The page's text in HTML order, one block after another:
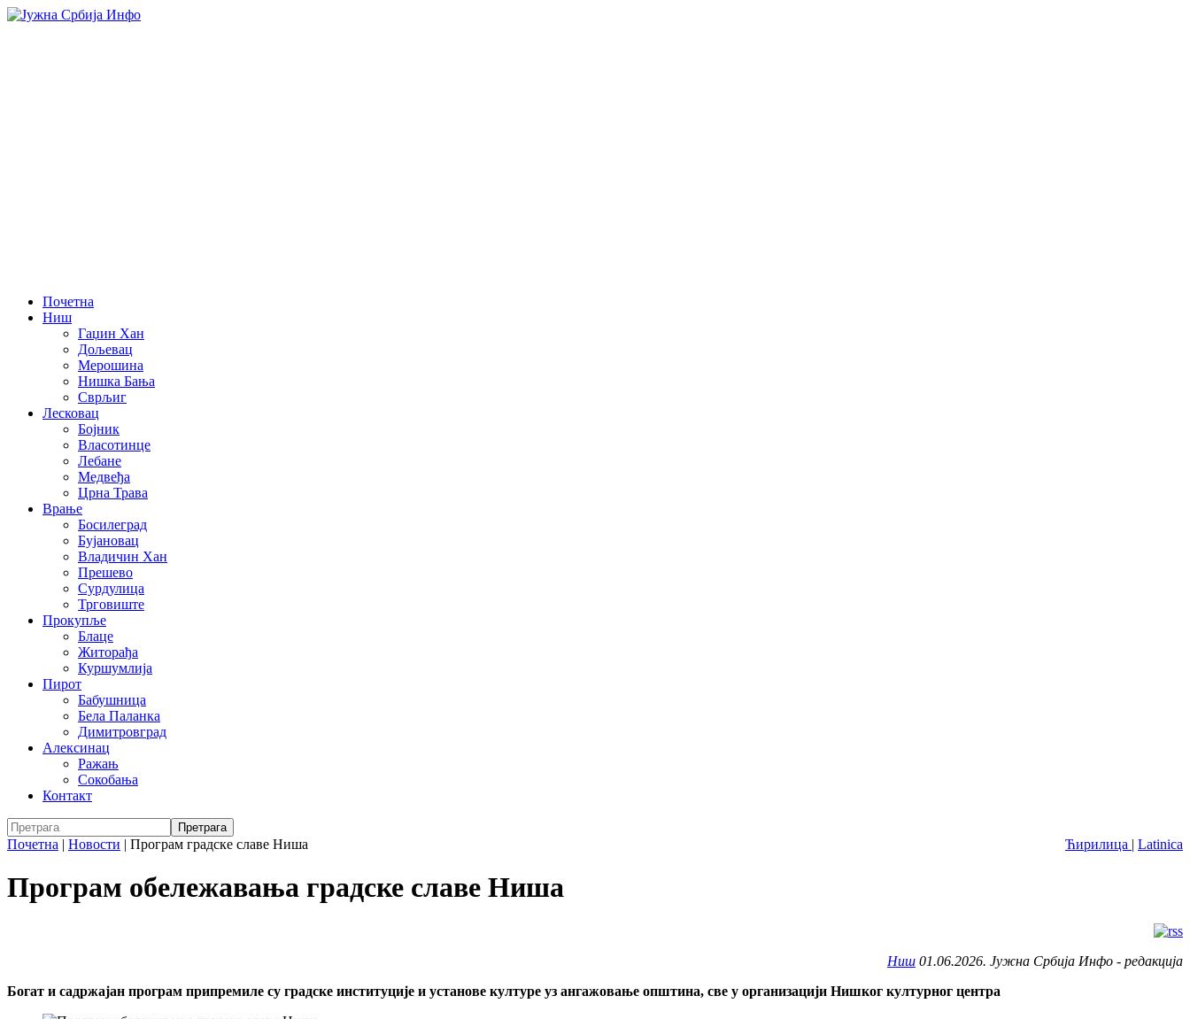
Почетна
Ниш
Гаџин Хан
Дољевац
Мерошина
Нишка Бања
Сврљиг
Лесковац
Бојник
Власотинце
Лебане
Медвеђа
Црна Трава
Врање
Босилеград
Бујановац
Владичин Хан
Прешево
Сурдулица
Трговиште
Прокупље
Блаце
Житорађа
Куршумлија
Пирот
Бабушница
Бела Паланка
Димитровград
Алексинац
Ражањ
Сокобања
Контакт
Ћирилица | Latinica
Почетна | Новости | Програм градске славе Ниша
Програм обележавања градске славе Ниша
Ниш 01.06.2026. Јужна Србија Инфо - редакција
Богат и садржајан програм припремиле су градске институције и установе културе уз ангажовање општина, све у организацији Нишког културног центра